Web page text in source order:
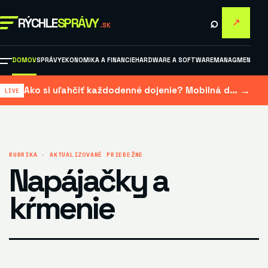
RÝCHLESPRÁVY .SK ⌕ ↗
DOMOVSPRÁVYEKONOMIKA A FINANCIEHARDWARE A SOFTWAREMANAGMENT A
Ako si uľahčiť každodenné dojenie? Mobilná dojačka šetrí čas aj námahu →
RUBRIKA · AKTUALIZOVANÉ PRIEBEŽNE
Napájačky a
kŕmenie